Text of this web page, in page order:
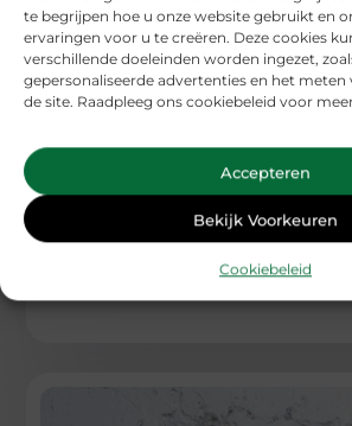
te begrijpen hoe u onze website gebruikt en
ervaringen voor u te creëren. Deze cookies
verschillende doeleinden worden ingezet,
gepersonaliseerde advertenties en het meten
de site. Raadpleeg ons cookiebeleid voor
Accepteren
Bekijk Voorkeuren
Cookiebeleid
De stille rol van twaalf volt licht
Je tuin heeft ook een ritme: thuiskomen,
...